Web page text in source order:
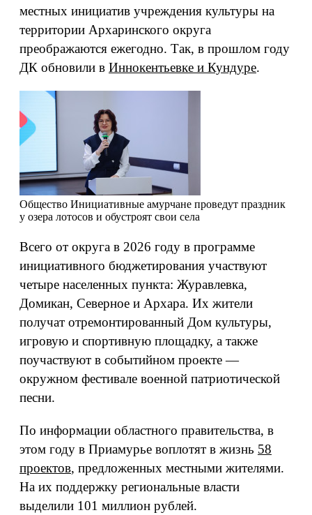
местных инициатив учреждения культуры на
территории Архаринского округа
преображаются ежегодно. Так, в прошлом году
ДК обновили в Иннокентьевке и Кундуре.
Общество Инициативные амурчане проведут праздник
у озера лотосов и обустроят свои села
Всего от округа в 2026 году в программе
инициативного бюджетирования участвуют
четыре населенных пункта: Журавлевка,
Домикан, Северное и Архара. Их жители
получат отремонтированный Дом культуры,
игровую и спортивную площадку, а также
поучаствуют в событийном проекте —
окружном фестивале военной патриотической
песни.
По информации областного правительства, в
этом году в Приамурье воплотят в жизнь 58
проектов, предложенных местными жителями.
На их поддержку региональные власти
выделили 101 миллион рублей.